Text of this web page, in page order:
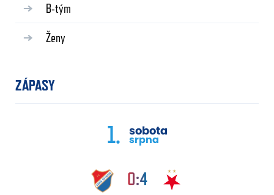
B-tým
Ženy
ZÁPASY
1. sobota
srpna
0:4